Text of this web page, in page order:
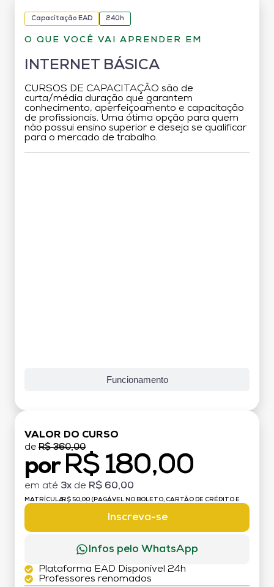
Capacitação EAD 240h
O QUE VOCÊ VAI APRENDER EM
INTERNET BÁSICA
CURSOS DE CAPACITAÇÃO são de
curta/média duração que garantem
conhecimento, aperfeiçoamento e capacitação
de profissionais. Uma ótima opção para quem
não possui ensino superior e deseja se qualificar
para o mercado de trabalho.
Funcionamento
VALOR DO CURSO
de R$ 360,00
por R$ 180,00
em até 3x de R$ 60,00
MATRÍCULA:R$ 50,00 (PAGÁVEL NO BOLETO, CARTÃO DE CRÉDITO E
Inscreva-se
Infos pelo WhatsApp
Plataforma EAD Disponível 24h
Professores renomados